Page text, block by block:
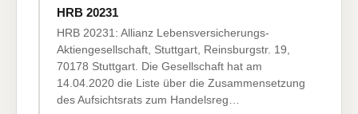
HRB 20231
HRB 20231: Allianz Lebensversicherungs-
Aktiengesellschaft, Stuttgart, Reinsburgstr. 19,
70178 Stuttgart. Die Gesellschaft hat am
14.04.2020 die Liste über die Zusammensetzung
des Aufsichtsrats zum Handelsreg…